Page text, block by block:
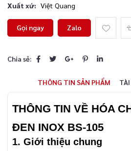
Xuất xứ: Việt Quang
Gọi ngay Zalo
Chia sẻ:
THÔNG TIN SẢN PHẨM
THÔNG TIN VỀ HÓA
ĐEN INOX BS-105
1. Giới thiệu chung